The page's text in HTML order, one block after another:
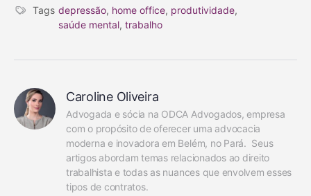
Tags depressão, home office, produtividade,
saúde mental, trabalho
Caroline Oliveira
Advogada e sócia na ODCA Advogados, empresa
com o propósito de oferecer uma advocacia
moderna e inovadora em Belém, no Pará.  Seus
artigos abordam temas relacionados ao direito
trabalhista e todas as nuances que envolvem esses
tipos de contratos.